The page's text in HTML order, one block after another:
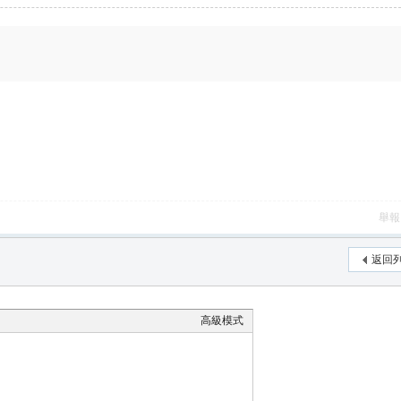
舉報
返回
高級模式